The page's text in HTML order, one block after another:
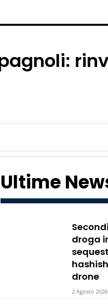
Ultime
droga
drone
2 Agosto